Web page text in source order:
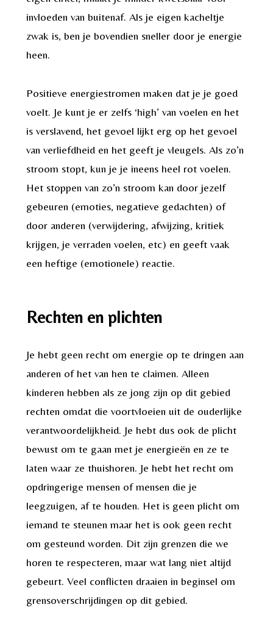
invloeden van buitenaf. Als je eigen kacheltje
zwak is, ben je bovendien sneller door je energie
heen.
Positieve energiestromen maken dat je je goed
voelt. Je kunt je er zelfs ‘high’ van voelen en het
is verslavend, het gevoel lijkt erg op het gevoel
van verliefdheid en het geeft je vleugels. Als zo’n
stroom stopt, kun je je ineens heel rot voelen.
Het stoppen van zo’n stroom kan door jezelf
gebeuren (emoties, negatieve gedachten) of
door anderen (verwijdering, afwijzing, kritiek
krijgen, je verraden voelen, etc) en geeft vaak
een heftige (emotionele) reactie.
Rechten en plichten
Je hebt geen recht om energie op te dringen aan
anderen of het van hen te claimen. Alleen
kinderen hebben als ze jong zijn op dit gebied
rechten omdat die voortvloeien uit de ouderlijke
verantwoordelijkheid. Je hebt dus ook de plicht
bewust om te gaan met je energieën en ze te
laten waar ze thuishoren. Je hebt het recht om
opdringerige mensen of mensen die je
leegzuigen, af te houden. Het is geen plicht om
iemand te steunen maar het is ook geen recht
om gesteund worden. Dit zijn grenzen die we
horen te respecteren, maar wat lang niet altijd
gebeurt. Veel conflicten draaien in beginsel om
grensoverschrijdingen op dit gebied.